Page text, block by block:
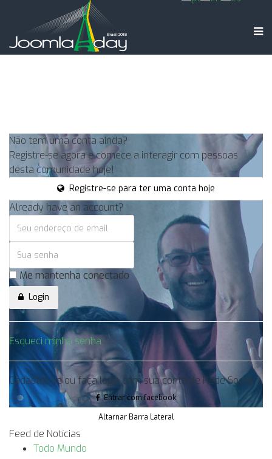
Não tem uma conta ainda?
Registre-se agora e comece a interagir com pessoas
desta comunidade hoje!
Registre-se para ter uma conta hoje
Already have an account?
Me mantenha conectado
Login
Esqueci minha senha
Cadastre-se ou faça login com sua conta de Rede Social
Entrar com facebook
Altarnar Barra Lateral
Feed de Notícias
Todo Mundo